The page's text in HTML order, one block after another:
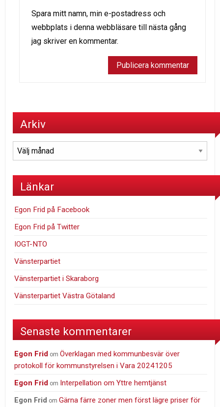
Spara mitt namn, min e-postadress och
webbplats i denna webbläsare till nästa gång
jag skriver en kommentar.
Arkiv
Arkiv
Länkar
Egon Frid på Facebook
Egon Frid på Twitter
IOGT-NTO
Vänsterpartiet
Vänsterpartiet i Skaraborg
Vänsterpartiet Västra Götaland
Senaste kommentarer
Egon Frid omÖverklagan med kommunbesvär över
protokoll för kommunstyrelsen i Vara 20241205
Egon Frid om Interpellation om Yttre hemtjänst
Egon Frid omGärna färre zoner men först lägre priser för